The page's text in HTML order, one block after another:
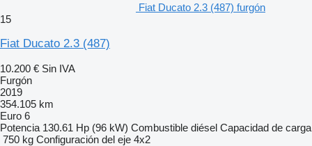
Fiat Ducato 2.3 (487) furgón
15
Fiat Ducato 2.3 (487)
10.200 € Sin IVA
Furgón
2019
354.105 km
Euro 6
Potencia 130.61 Hp (96 kW) Combustible diésel Capacidad de carga
750 kg Configuración del eje 4x2